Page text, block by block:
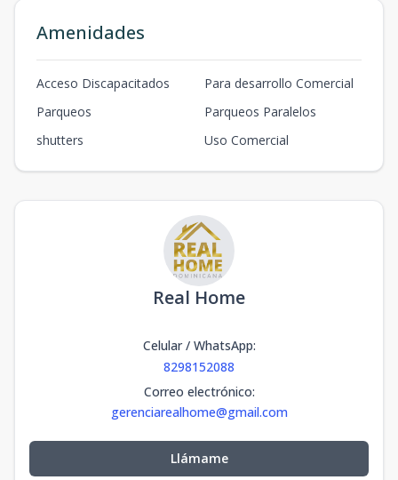
Amenidades
Acceso Discapacitados
Para desarrollo Comercial
Parqueos
Parqueos Paralelos
shutters
Uso Comercial
Real Home
Celular / WhatsApp:
8298152088
Correo electrónico:
gerenciarealhome@gmail.com
Llámame